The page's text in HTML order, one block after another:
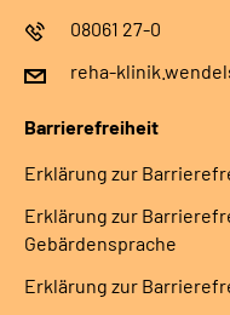
08061 27-0
reha-
Barrierefreiheit
Erklärung zur
Erklärung zur
Gebärdensprache
Erklärung zur